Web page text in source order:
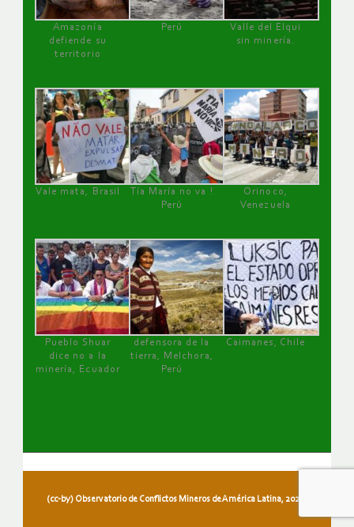
Amazonía
defiende su
territorio
Perú
Valle del Elqui
sin minería.
Vale mata, Brasil
Tía María no va !
Perú
Orinoco,
Venezuela
Pueblo Shuar
dice no a la
minería, Ecuador
defensora de la
tierra, Melchora,
Perú
Caimanes, Chile
(cc-by) Observatorio de Conflictos Mineros de América Latina, 2026